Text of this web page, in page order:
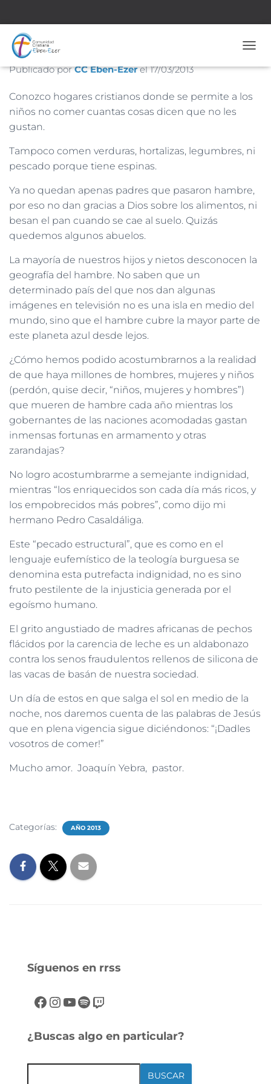
Nº 1499 17 de Marzo de 2013
Publicado porCC Eben-Ezerel17/03/2013
Conozco hogares cristianos donde se permite a los
niños no comer cuantas cosas dicen que no les
gustan.
Tampoco comen verduras, hortalizas, legumbres, ni
pescado porque tiene espinas.
Ya no quedan apenas padres que pasaron hambre,
por eso no dan gracias a Dios sobre los alimentos, ni
besan el pan cuando se cae al suelo. Quizás
quedemos algunos abuelos.
La mayoría de nuestros hijos y nietos desconocen la
geografía del hambre. No saben que un
determinado país del que nos dan algunas
imágenes en televisión no es una isla en medio del
mundo, sino que el hambre cubre la mayor parte de
este planeta azul desde lejos.
¿Cómo hemos podido acostumbrarnos a la realidad
de que haya millones de hombres, mujeres y niños
(perdón, quise decir, “niños, mujeres y hombres”)
que mueren de hambre cada año mientras los
gobernantes de las naciones acomodadas gastan
inmensas fortunas en armamento y otras
zarandajas?
No logro acostumbrarme a semejante indignidad,
mientras “los enriquecidos son cada día más ricos, y
los empobrecidos más pobres”, como dijo mi
hermano Pedro Casaldáliga.
Este “pecado estructural”, que es como en el
lenguaje eufemístico de la teología burguesa se
denomina esta putrefacta indignidad, no es sino
fruto pestilente de la injusticia generada por el
egoísmo humano.
El grito angustiado de madres africanas de pechos
flácidos por la carencia de leche es un aldabonazo
contra los senos fraudulentos rellenos de silicona de
las vacas de basán de nuestra sociedad.
Un día de estos en que salga el sol en medio de la
noche, nos daremos cuenta de las palabras de Jesús
que en plena vigencia sigue diciéndonos: “¡Dadles
vosotros de comer!”
Mucho amor. Joaquín Yebra, pastor.
Categorías: AÑO 2013
Síguenos en rrss
¿Buscas algo en particular?
BUSCAR